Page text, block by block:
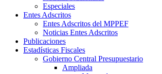
Especiales
Entes Adscritos
Entes Adscritos del MPPEF
Noticias Entes Adscritos
Publicaciones
Estadísticas Fiscales
Gobierno Central Presupuestario
Ampliada